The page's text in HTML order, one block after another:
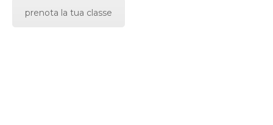
prenota la tua classe